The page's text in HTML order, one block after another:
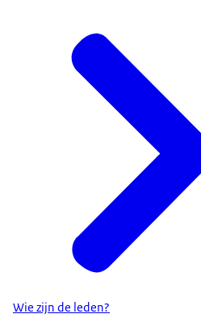
Wie zijn de leden?